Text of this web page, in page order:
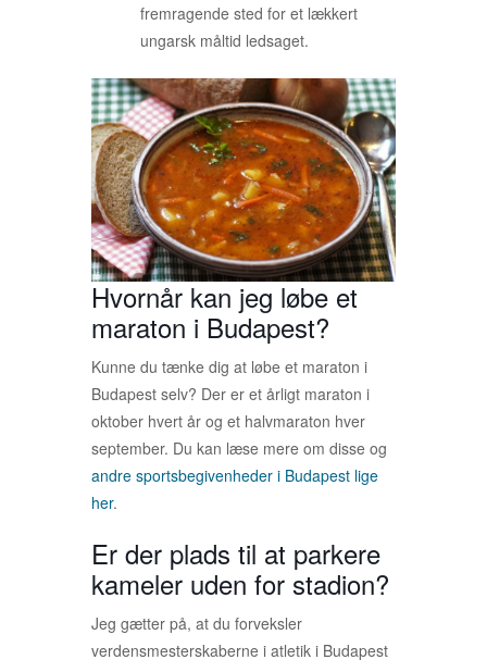
fremragende sted for et lækkert
ungarsk måltid ledsaget.
Hvornår kan jeg løbe et
maraton i Budapest?
Kunne du tænke dig at løbe et maraton i
Budapest selv? Der er et årligt maraton i
oktober hvert år og et halvmaraton hver
september. Du kan læse mere om disse og
andre sportsbegivenheder i Budapest lige
her.
Er der plads til at parkere
kameler uden for stadion?
Jeg gætter på, at du forveksler
verdensmesterskaberne i atletik i Budapest